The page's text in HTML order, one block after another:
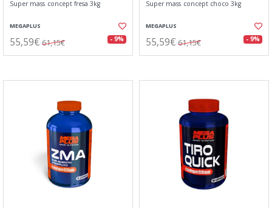
Super mass concept fresa 3kg
MEGAPLUS
55,59€ 61,15€ - 9%
Super mass concept choco 3kg
MEGAPLUS
55,59€ 61,15€ - 9%